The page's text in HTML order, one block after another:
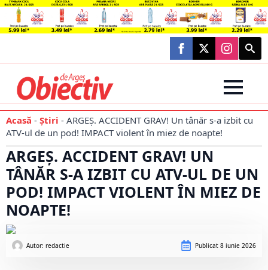
Search
for:
Acasă - Știri - ARGEȘ. ACCIDENT GRAV! Un tânăr s-a izbit cu
ATV-ul de un pod! IMPACT violent în miez de noapte!
ARGEȘ. ACCIDENT GRAV! UN
TÂNĂR S-A IZBIT CU ATV-UL DE UN
POD! IMPACT VIOLENT ÎN MIEZ DE
NOAPTE!
Autor: redactie Publicat 8 iunie 2026